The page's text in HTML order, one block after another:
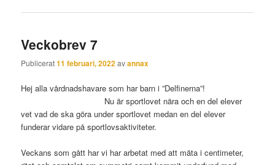
Veckobrev 7
Publicerat11 februari, 2022avannax
Hej alla vårdnadshavare som har barn i ”Delfinerna”!
Nu är sportlovet nära och en del elever
vet vad de ska göra under sportlovet medan en del elever
funderar vidare på sportlovsaktiviteter.
Veckans som gått har vi har arbetat med att mäta i centimeter,